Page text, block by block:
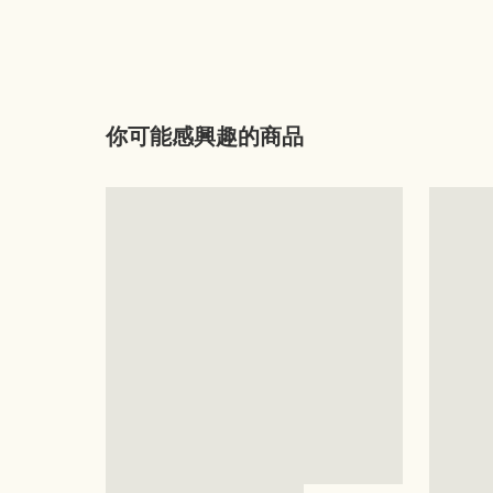
你可能感興趣的商品